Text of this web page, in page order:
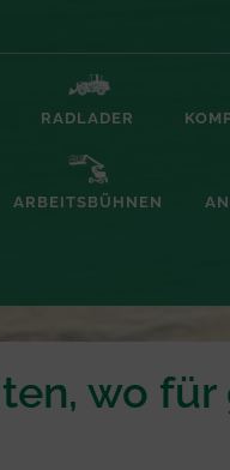
RADLADER
ARBEITSBÜHNEN
wo